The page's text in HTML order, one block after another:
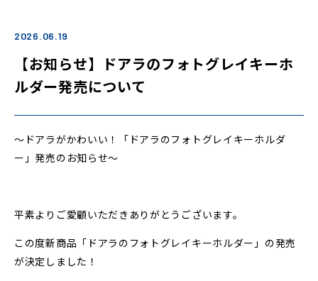
2026.06.19
【お知らせ】ドアラのフォトグレイキーホ
ルダー発売について
～ドアラがかわいい！「ドアラのフォトグレイキーホルダ
ー」発売のお知らせ～
平素よりご愛顧いただきありがとうございます。
この度新商品「ドアラのフォトグレイキーホルダー」の発売
が決定しました！